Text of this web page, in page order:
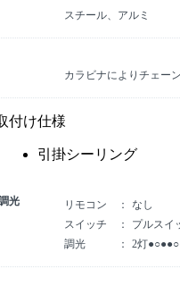
スチール、アルミ
カラビナによりチェー
付け仕様
引掛シーリング
光 リモコン
なし
スイッチ
プルスイ
調光
2灯